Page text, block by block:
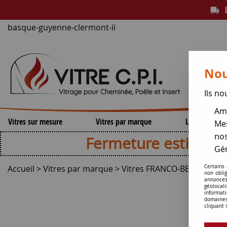
basque-guyenne-clermont-ii
Vitres sur mesure Vitres par marque Lamelles de
Fermeture estivale ,
Accueil >Vitres par marque >Vitres FRANCO-BELGE >
Ils
Certains
non
cliquant